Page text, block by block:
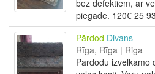
bez defektiem, ar
piegade. 120€ 25
Pārdod Divans
Rīga, Rīga | Riga
Pardodu izvelkamo